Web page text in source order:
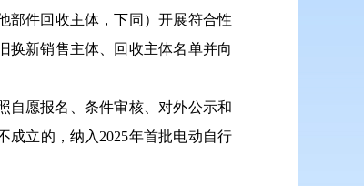
部件回收主体，下同）开展符合性
换新销售主体、回收主体名单并向
自愿报名、条件审核、对外公示和
成立的，纳入2025年首批电动自行